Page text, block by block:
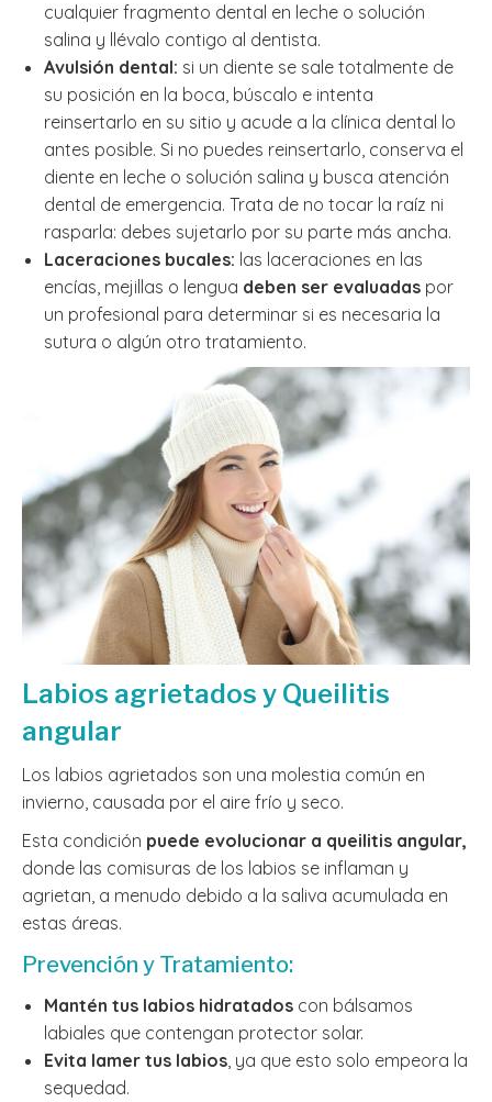
cualquier fragmento dental en leche o solución
salina y llévalo contigo al dentista.
Avulsión dental: si un diente se sale totalmente de
su posición en la boca, búscalo e intenta
reinsertarlo en su sitio y acude a la clínica dental lo
antes posible. Si no puedes reinsertarlo, conserva el
diente en leche o solución salina y busca atención
dental de emergencia. Trata de no tocar la raíz ni
rasparla: debes sujetarlo por su parte más ancha.
Laceraciones bucales: las laceraciones en las
encías, mejillas o lengua deben ser evaluadas por
un profesional para determinar si es necesaria la
sutura o algún otro tratamiento.
Labios agrietados y Queilitis
angular
Los labios agrietados son una molestia común en
invierno, causada por el aire frío y seco.
Esta condición puede evolucionar a queilitis angular,
donde las comisuras de los labios se inflaman y
agrietan, a menudo debido a la saliva acumulada en
estas áreas.
Prevención y Tratamiento:
Mantén tus labios hidratados con bálsamos
labiales que contengan protector solar.
Evita lamer tus labios , ya que esto solo empeora la
sequedad.